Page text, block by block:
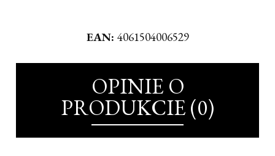
EAN: 4061504006529
OPINIE O
PRODUKCIE (0)